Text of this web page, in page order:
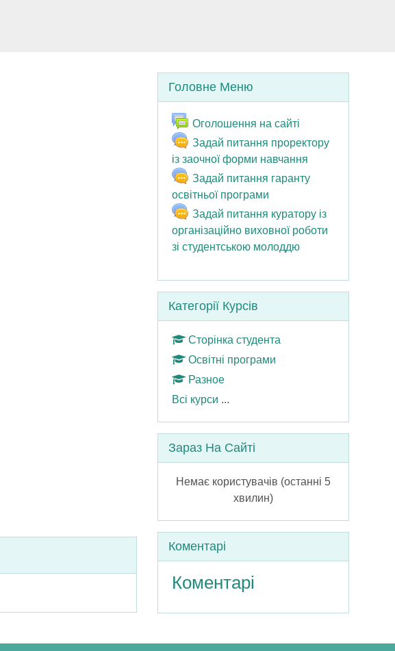
Пропустити Головне меню
Головне Меню
Оголошення на сайті
Задай питання проректору
із заочної форми навчання
Задай питання гаранту
освітньої програми
Задай питання куратору із
організаційно виховної роботи
зі студентською молоддюЧат
Пропустити Категорії курсів
Категорії Курсів
Сторінка студента
Освітні програми
Разное
Всі курси ...
Пропустити Зараз на сайті
Зараз На Сайті
Немає користувачів (останні 5
хвилин)
Пропустити Коментарі
Коментарі
Коментарі